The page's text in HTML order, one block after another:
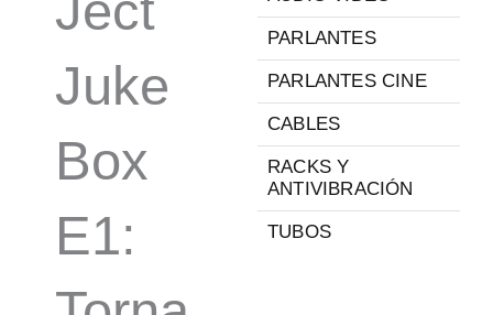
Juke
Box
E1:
PARLANTES
PARLANTES CINE
CABLES
RACKS Y
ANTIVIBRACIÓN
TUBOS